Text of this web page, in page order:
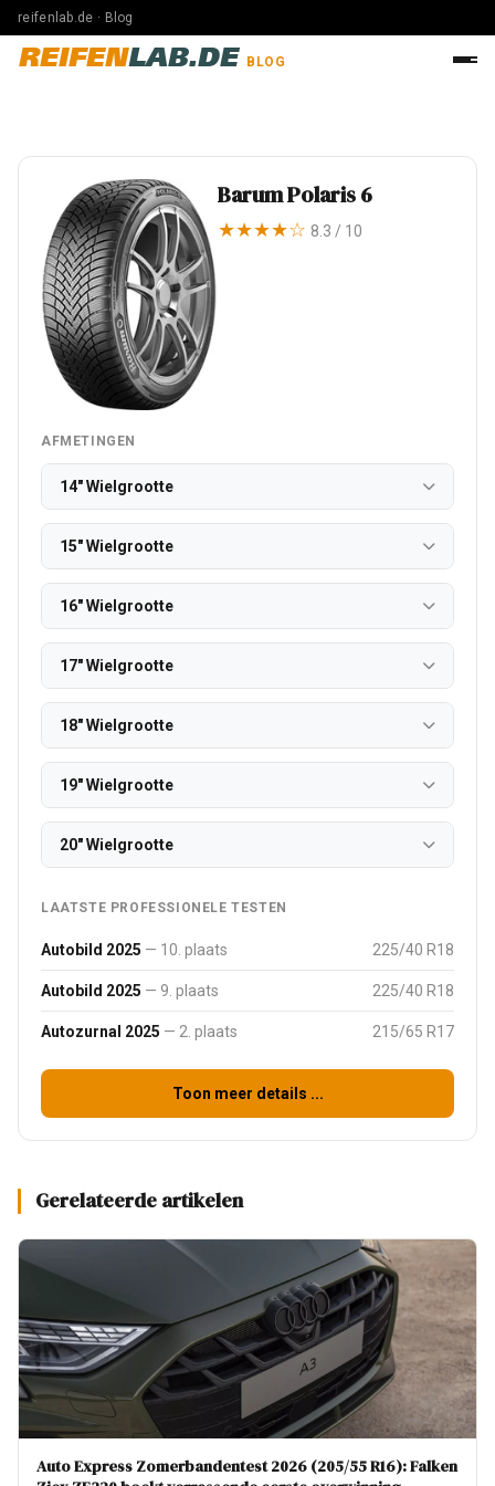
reifenlab.de · Blog
REIFENLAB.DE BLOG
Barum Polaris 6
★★★★☆ 8.3 / 10
AFMETINGEN
14" Wielgrootte
15" Wielgrootte
16" Wielgrootte
17" Wielgrootte
18" Wielgrootte
19" Wielgrootte
20" Wielgrootte
LAATSTE PROFESSIONELE TESTEN
Autobild 2025 — 10. plaats 225/40 R18
Autobild 2025 — 9. plaats 225/40 R18
Autozurnal 2025 — 2. plaats 215/65 R17
Toon meer details ...
Gerelateerde artikelen
Auto Express Zomerbandentest 2026 (205/55 R16): Falken